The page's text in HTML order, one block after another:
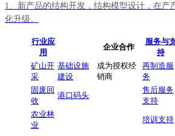
1、新产品的结构开发，结构模型设计，在产
化升级。
3、参与组织项目评审、确定、验收。
行业应
用
企业合作
服务与
持
矿山开
采
基础设施
建设
成为授权经
销商
再制造服
务
固废回
收
港口码头
售后服务
支持
农业林
业
培训支持